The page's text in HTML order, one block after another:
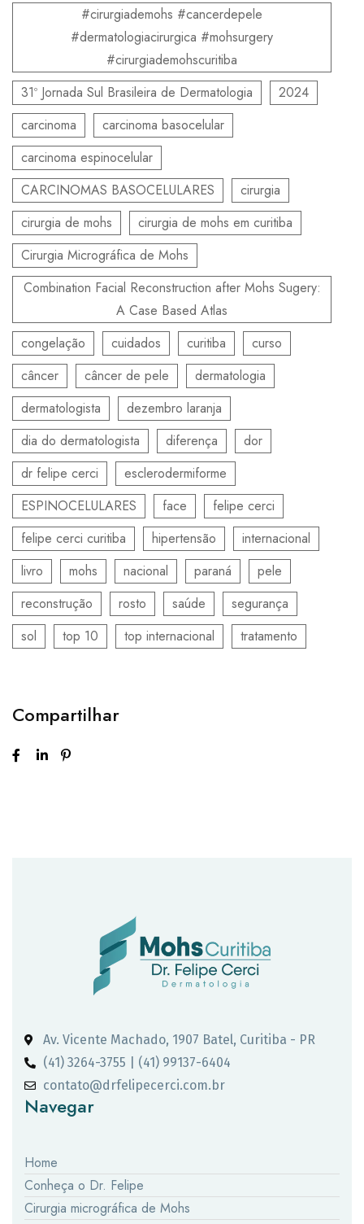
#cirurgiademohs #cancerdepele
#dermatologiacirurgica #mohsurgery
#cirurgiademohscuritiba
31º Jornada Sul Brasileira de Dermatologia
2024
carcinoma
carcinoma basocelular
carcinoma espinocelular
CARCINOMAS BASOCELULARES
cirurgia
cirurgia de mohs
cirurgia de mohs em curitiba
Cirurgia Micrográfica de Mohs
Combination Facial Reconstruction after Mohs Sugery:
A Case Based Atlas
congelação
cuidados curitiba
curso
câncer
câncer de pele
dermatologia
dermatologista
dezembro laranja
dia do dermatologista
diferença
dor
dr felipe cerci
esclerodermiforme
ESPINOCELULARES
face
felipe cerci
felipe cerci curitiba
hipertensão
internacional
livro
mohs nacional paraná
pele
reconstrução
rosto saúde
segurança
sol
top 10 top internacional tratamento
Compartilhar
Av. Vicente Machado, 1907 Batel, Curitiba - PR
(41) 3264-3755 | (41) 99137-6404
contato@drfelipecerci.com.br
Navegar
Home
Conheça o Dr. Felipe
Cirurgia micrográfica de Mohs